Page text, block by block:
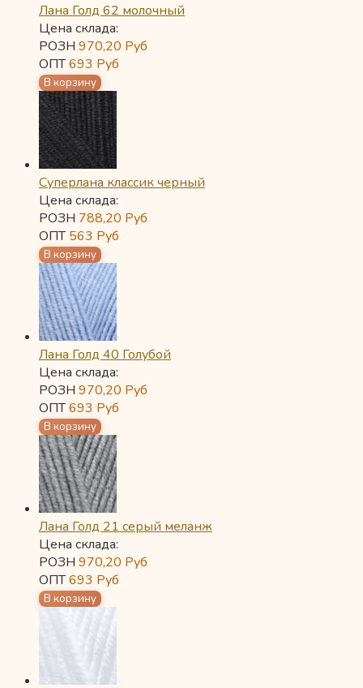
Лана Голд 62 молочный
Цена склада:
РОЗН 970,20 Руб
ОПТ693 Руб
Суперлана классик черный
Цена склада:
РОЗН 788,20 Руб
ОПТ563 Руб
Лана Голд 40 Голубой
Цена склада:
РОЗН 970,20 Руб
ОПТ693 Руб
Лана Голд 21 серый меланж
Цена склада:
РОЗН 970,20 Руб
ОПТ693 Руб